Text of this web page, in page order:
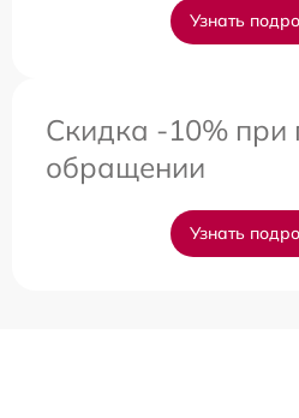
Узнать
Скидка -10% при
обращении
Узнать